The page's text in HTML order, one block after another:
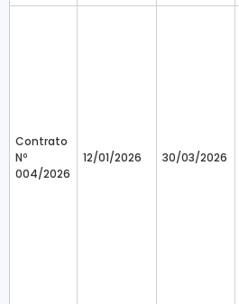
Contrato
Nº
004/2026
12/01/2026 30/03/2026